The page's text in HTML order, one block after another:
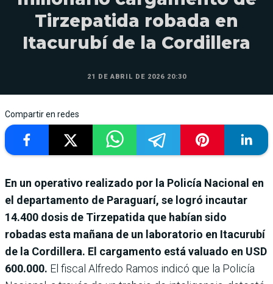
Tirzepatida robada en
Itacurubí de la Cordillera
21 DE ABRIL DE 2026 20:30
Compartir en redes
En un operativo realizado por la Policía Nacional en
el departamento de Paraguarí, se logró incautar
14.400 dosis de Tirzepatida que habían sido
robadas esta mañana de un laboratorio en Itacurubí
de la Cordillera. El cargamento está valuado en USD
600.000. El fiscal Alfredo Ramos indicó que la Policía